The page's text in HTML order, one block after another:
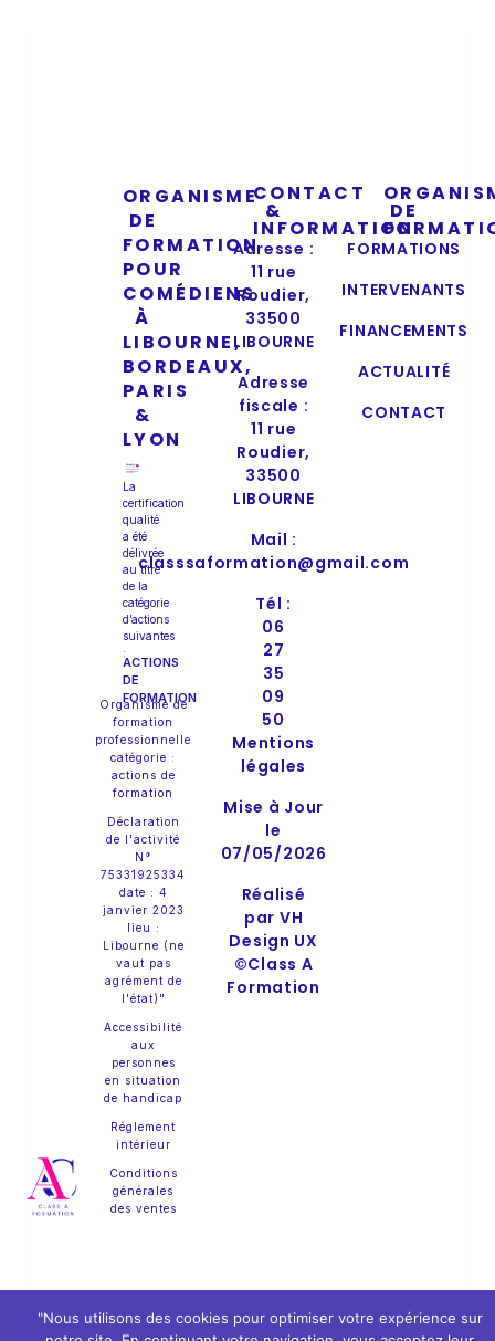
ORGANISME
DE
FORMATION
POUR
COMÉDIENS
À
LIBOURNE,
BORDEAUX,
PARIS
&
LYON
La
certification
qualité
a été
délivrée
au titre
de la
catégorie
d’actions
suivantes
:
ACTIONS
DE
FORMATION
Organisme de
formation
professionnelle
catégorie :
actions de
formation
Déclaration
de l'activité
N°
75331925334
date : 4
janvier 2023
lieu :
Libourne (ne
vaut pas
agrément de
l'état)"
Accessibilité
aux
personnes
en situation
de handicap
Réglement
intérieur
Conditions
générales
des ventes
CONTACT
&
INFORMATION
Adresse :
11 rue
Roudier,
33500
LIBOURNE
Adresse
fiscale :
11 rue
Roudier,
33500
LIBOURNE
Mail :
classsaformation@gmail.com
Tél :
06
27
35
09
50
Mentions
légales
Mise à Jour
le
07/05/2026
Réalisé
par VH
Design UX
©Class A
Formation
DE
FORMATIONS
INTERVENANTS
FINANCEMENTS
ACTUALITÉ
CONTACT
"Nous utilisons des cookies pour optimiser votre expérience sur